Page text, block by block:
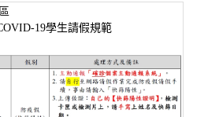
19學生請假規範